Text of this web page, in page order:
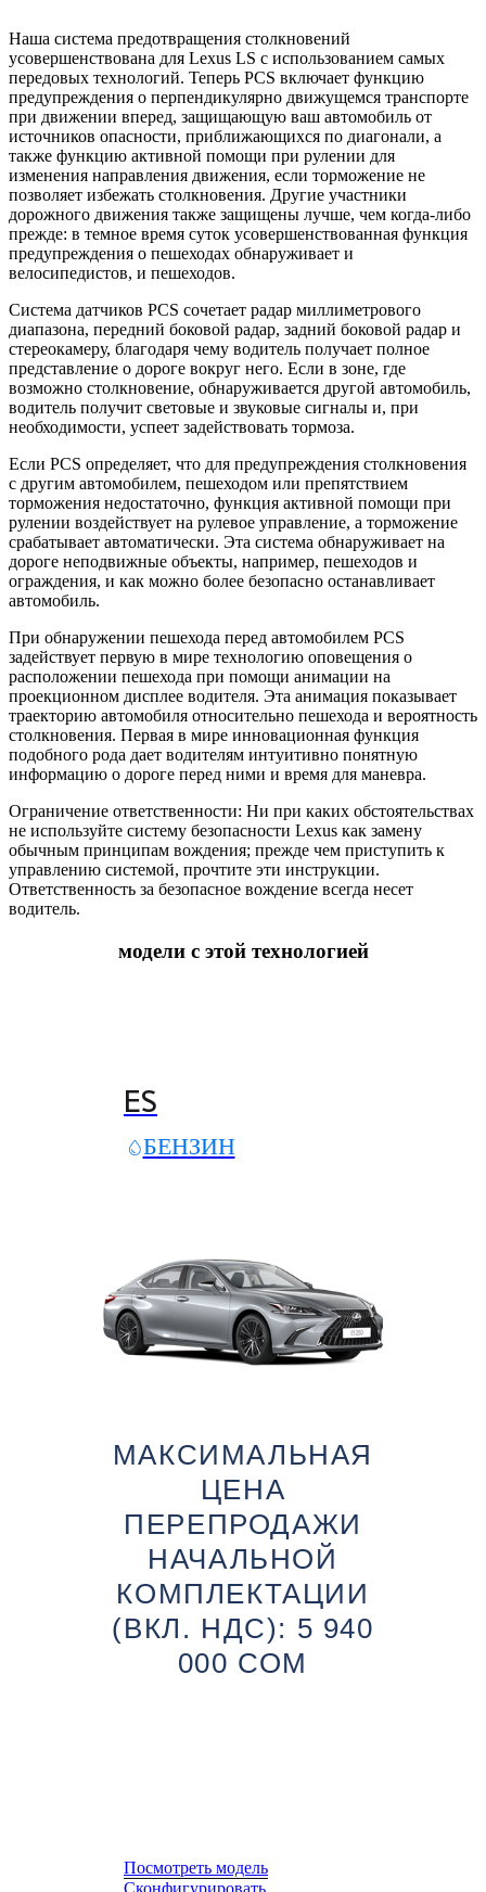
Наша система предотвращения столкновений
усовершенствована для Lexus LS с использованием самых
передовых технологий. Теперь PCS включает функцию
предупреждения о перпендикулярно движущемся транспорте
при движении вперед, защищающую ваш автомобиль от
источников опасности, приближающихся по диагонали, а
также функцию активной помощи при рулении для
изменения направления движения, если торможение не
позволяет избежать столкновения. Другие участники
дорожного движения также защищены лучше, чем когда-либо
прежде: в темное время суток усовершенствованная функция
предупреждения о пешеходах обнаруживает и
велосипедистов, и пешеходов.
Система датчиков PCS сочетает радар миллиметрового
диапазона, передний боковой радар, задний боковой радар и
стереокамеру, благодаря чему водитель получает полное
представление о дороге вокруг него. Если в зоне, где
возможно столкновение, обнаруживается другой автомобиль,
водитель получит световые и звуковые сигналы и, при
необходимости, успеет задействовать тормоза.
Если PCS определяет, что для предупреждения столкновения
с другим автомобилем, пешеходом или препятствием
торможения недостаточно, функция активной помощи при
рулении воздействует на рулевое управление, а торможение
срабатывает автоматически. Эта система обнаруживает на
дороге неподвижные объекты, например, пешеходов и
ограждения, и как можно более безопасно останавливает
автомобиль.
При обнаружении пешехода перед автомобилем PCS
задействует первую в мире технологию оповещения о
расположении пешехода при помощи анимации на
проекционном дисплее водителя. Эта анимация показывает
траекторию автомобиля относительно пешехода и вероятность
столкновения. Первая в мире инновационная функция
подобного рода дает водителям интуитивно понятную
информацию о дороге перед ними и время для маневра.
Ограничение ответственности: Ни при каких обстоятельствах
не используйте систему безопасности Lexus как замену
обычным принципам вождения; прежде чем приступить к
управлению системой, прочтите эти инструкции.
Ответственность за безопасное вождение всегда несет
водитель.
модели с этой технологией
ES
БЕНЗИН
МАКСИМАЛЬНАЯ
ЦЕНА
ПЕРЕПРОДАЖИ
НАЧАЛЬНОЙ
КОМПЛЕКТАЦИИ
(ВКЛ. НДС): 5 940
000 СОМ
Посмотреть модель